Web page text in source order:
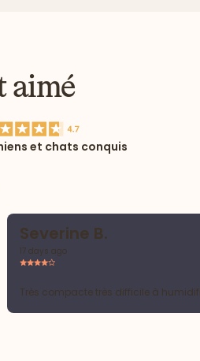
aimé
et chats conquis
Severine B.
17 days ago
Très compacte très difficile à